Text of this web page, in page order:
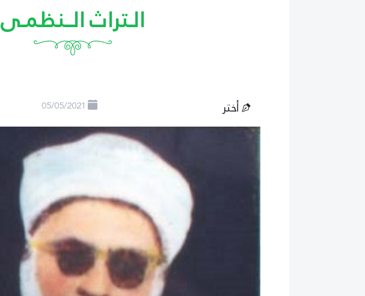
الـتراث الــنظمـى
أختر 05/05/2021